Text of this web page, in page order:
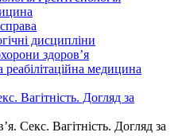
дисципліни
здоров’я
реабілітаційна медицина
Вагітність. Догляд за
Секс. Вагітність. Догляд за